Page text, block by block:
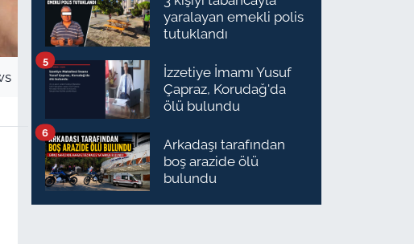
yaralayan emekli polis
tutuklandı
İzzetiye İmamı Yusuf
Çapraz, Korudağ'da
ölü bulundu
5
Arkadaşı tarafından
boş arazide ölü
bulundu
6